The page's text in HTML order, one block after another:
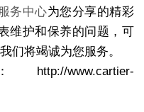
务中心为您分享的精彩
维护和保养的问题，可
们将竭诚为您服务。
www.cartier-